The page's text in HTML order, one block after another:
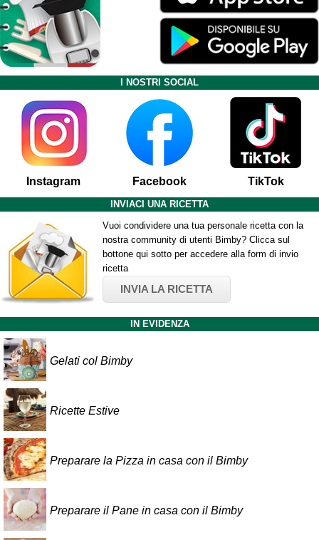
I NOSTRI SOCIAL
Instagram Facebook TikTok
INVIACI UNA RICETTA
Vuoi condividere una tua personale ricetta con la
nostra community di utenti Bimby? Clicca sul
bottone qui sotto per accedere alla form di invio
ricetta
INVIA LA RICETTA
IN EVIDENZA
Gelati col Bimby
Ricette Estive
Preparare la Pizza in casa con il Bimby
Preparare il Pane in casa con il Bimby